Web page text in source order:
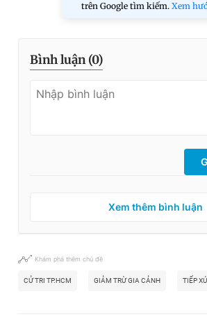
trên Google tìm kiếm. Xem
Bình luận (0)
Xem thêm bình luận
Khám phá thêm chủ đề
CỬ TRI TP.HCM GIẢM TRỪ GIA CẢNH TIẾP